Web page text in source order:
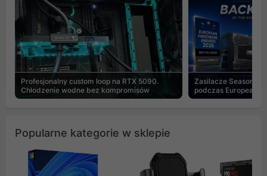
Profesjonalny custom loop na RTX 5090.
Chłodzenie wodne bez kompromisów
Zasilacze Seasonic
podczas European
Popularne kategorie w sklepie